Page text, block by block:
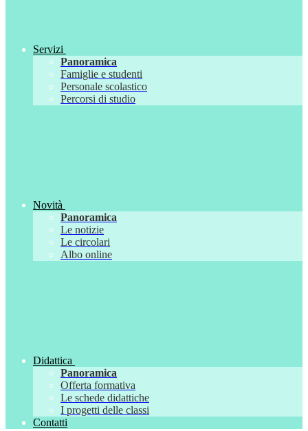
Servizi
Panoramica
Famiglie e studenti
Personale scolastico
Percorsi di studio
Novità
Panoramica
Le notizie
Le circolari
Albo online
Didattica
Panoramica
Offerta formativa
Le schede didattiche
I progetti delle classi
Contatti